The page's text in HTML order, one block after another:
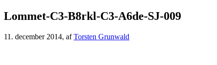
Lommet-C3-B8rkl-C3-A6de-SJ-009
11. december 2014, afTorsten Grunwald